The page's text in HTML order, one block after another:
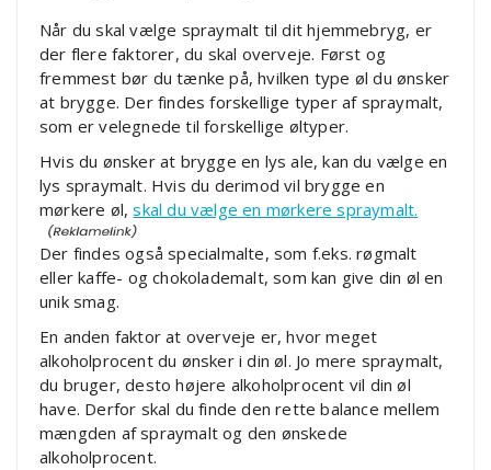
Når du skal vælge spraymalt til dit hjemmebryg, er
der flere faktorer, du skal overveje. Først og
fremmest bør du tænke på, hvilken type øl du ønsker
at brygge. Der findes forskellige typer af spraymalt,
som er velegnede til forskellige øltyper.
Hvis du ønsker at brygge en lys ale, kan du vælge en
lys spraymalt. Hvis du derimod vil brygge en
mørkere øl,skal du vælge en mørkere spraymalt.
Der findes også specialmalte, som f.eks. røgmalt
eller kaffe- og chokolademalt, som kan give din øl en
unik smag.
En anden faktor at overveje er, hvor meget
alkoholprocent du ønsker i din øl. Jo mere spraymalt,
du bruger, desto højere alkoholprocent vil din øl
have. Derfor skal du finde den rette balance mellem
mængden af spraymalt og den ønskede
alkoholprocent.